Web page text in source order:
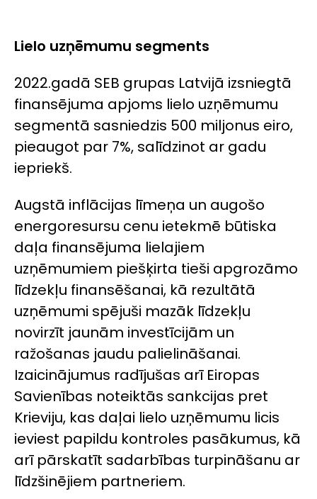
Lielo uzņēmumu segments
2022.gadā SEB grupas Latvijā izsniegtā
finansējuma apjoms lielo uzņēmumu
segmentā sasniedzis 500 miljonus eiro,
pieaugot par 7%, salīdzinot ar gadu
iepriekš.
Augstā inflācijas līmeņa un augošo
energoresursu cenu ietekmē būtiska
daļa finansējuma lielajiem
uzņēmumiem piešķirta tieši apgrozāmo
līdzekļu finansēšanai, kā rezultātā
uzņēmumi spējuši mazāk līdzekļu
novirzīt jaunām investīcijām un
ražošanas jaudu palielināšanai.
Izaicinājumus radījušas arī Eiropas
Savienības noteiktās sankcijas pret
Krieviju, kas daļai lielo uzņēmumu licis
ieviest papildu kontroles pasākumus, kā
arī pārskatīt sadarbības turpināšanu ar
līdzšinējiem partneriem.